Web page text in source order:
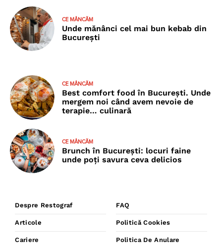
CE MÂNCĂM
Unde mănânci cel mai bun kebab din
București
CE MÂNCĂM
Best comfort food în București. Unde
mergem noi când avem nevoie de
terapie… culinară
CE MÂNCĂM
Brunch în București: locuri faine
unde poţi savura ceva delicios
Despre Restograf
Articole
Cariere
FAQ
Politică Cookies
Politica De Anulare